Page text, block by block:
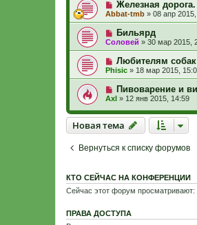
Железная дорога.
Abbat-tmb » 08 апр
Бильярд
Соловей » 30 мар 2015,
Любителям
Phisic » 18 мар 2015,
Пивоварение и
Axl » 12 янв 2015, 14:59
Новая тема
Новаятема
Вернуться к списку форумов
КТО СЕЙЧАС НА КОНФЕРЕНЦИИ
Сейчас этот форум просматривают:
ПРАВА ДОСТУПА